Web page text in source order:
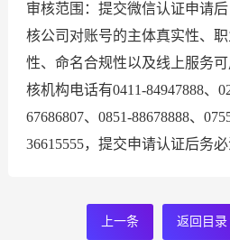
审核范围：提交微信认证申请
核公司对账号的主体真实性、
性、命名合规性以及线上服务
核机构电话有0411-84947888、
67686807、0851-88678888、
36615555，提交申请认证后务必
上一条 返回目录